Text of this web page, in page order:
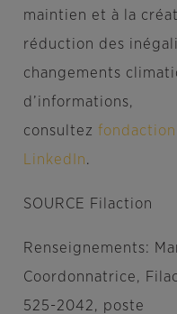
maintien et à la
réduction des
changements
d’informations,
consultez
LinkedIn.
SOURCE Filaction
Renseignements:
Coordonnatrice,
525-2042, poste